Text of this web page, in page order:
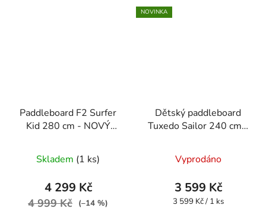
Paddleboard F2 Surfer
Kid 280 cm - NOVÝ
Skladem (1 ks)
4 299 Kč
4 999 Kč (–14 %)
NOVINKA
Dětský paddleboard
Tuxedo Sailor 240 cm -
Vyprodáno
3 599 Kč
Měrná
3 599 Kč / 1 ks